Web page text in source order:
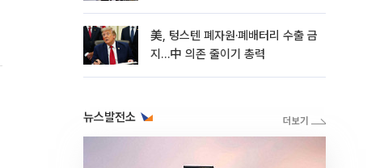
美, 텅스텐 폐자원·폐배터리 수출 금
지…中 의존 줄이기 총력
뉴스발전소